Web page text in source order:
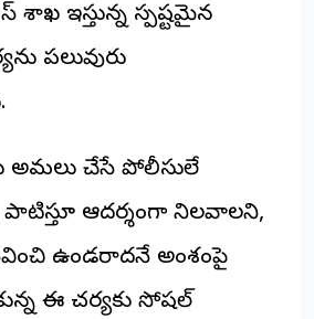
ఇస్తున్న స్పష్టమైన
పలువురు
అమలు చేసే పోలీసులే
ఆదర్శంగా నిలవాలని,
ఉండరాదనే అంశంపై
ఈ చర్యకు సోషల్